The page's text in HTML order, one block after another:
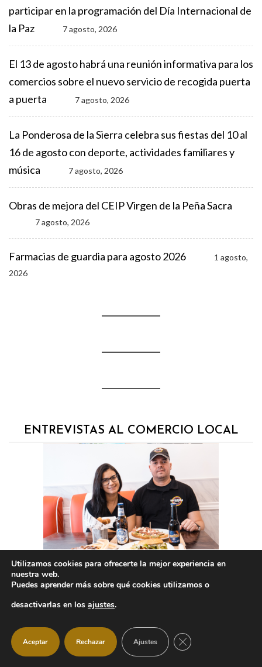
participar en la programación del Día Internacional de
la Paz
7 agosto, 2026
El 13 de agosto habrá una reunión informativa para los
comercios sobre el nuevo servicio de recogida puerta
a puerta
7 agosto, 2026
La Ponderosa de la Sierra celebra sus fiestas del 10 al
16 de agosto con deporte, actividades familiares y
música
7 agosto, 2026
Obras de mejora del CEIP Virgen de la Peña Sacra
7 agosto, 2026
Farmacias de guardia para agosto 2026
1 agosto,
2026
ENTREVISTAS AL COMERCIO LOCAL
Utilizamos cookies para ofrecerte la mejor experiencia en
nuestra web.
Puedes aprender más sobre qué cookies utilizamos o
desactivarlas en los ajustes.
Aceptar Rechazar Ajustes CERRAR EL